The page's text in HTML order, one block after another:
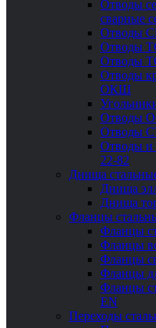
Отводы
сварные
Отводы
Отводы
Отводы
Отводы
ОКШ
Отводы
Отводы
Отводы и
22-82
Днища
Днища
Днища
Фланцы
Фланцы
Фланцы
Фланцы
Фланцы
Фланцы
EN
Переходы